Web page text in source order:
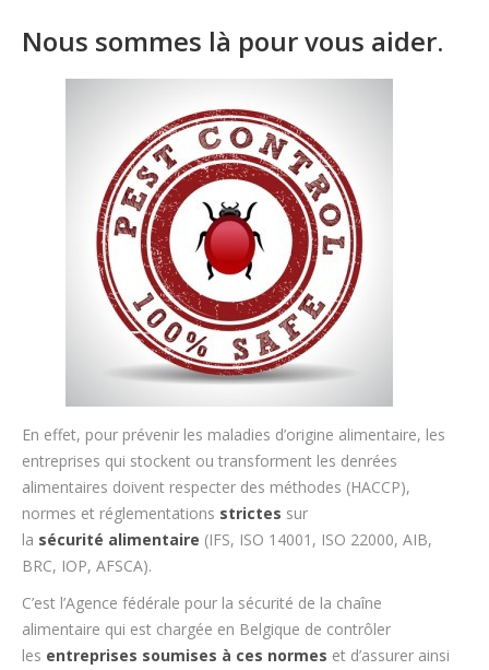
Nous sommes là pour vous aider.
En effet, pour prévenir les maladies d’origine alimentaire, les
entreprises qui stockent ou transforment les denrées
alimentaires doivent respecter des méthodes (HACCP),
normes et réglementations strictes sur
la sécurité alimentaire (IFS, ISO 14001, ISO 22000, AIB,
BRC, IOP, AFSCA).
C’est l’Agence fédérale pour la sécurité de la chaîne
alimentaire qui est chargée en Belgique de contrôler
les entreprises soumises à ces normes et d’assurer ainsi